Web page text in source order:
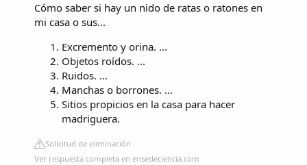
Cómo saber si hay un nido de ratas o ratones en
mi casa o sus...
Excremento y orina. ...
Objetos roídos. ...
Ruidos. ...
Manchas o borrones. ...
Sitios propicios en la casa para hacer
madriguera.
Solicitud de eliminación
Ver respuesta completa en ensedeciencia.com